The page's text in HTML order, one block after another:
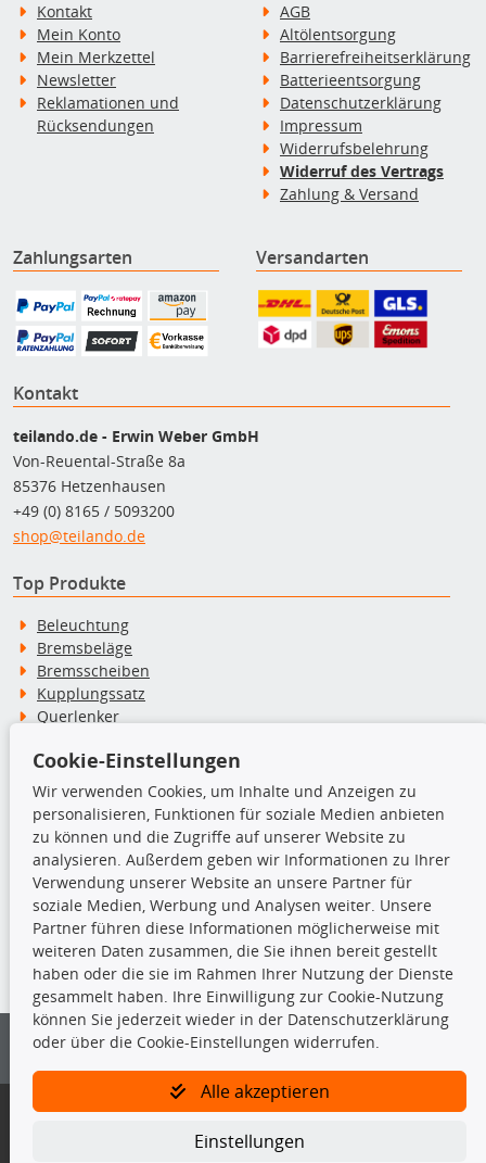
Kontakt
Mein Konto
Mein Merkzettel
Newsletter
Reklamationen und
Rücksendungen
AGB
Altölentsorgung
Barrierefreiheitserklärung
Batterieentsorgung
Datenschutzerklärung
Impressum
Widerrufsbelehrung
Widerruf des Vertrags
Zahlung & Versand
Zahlungsarten Versandarten
Kontakt
teilando.de - Erwin Weber GmbH
Von-Reuental-Straße 8a
85376 Hetzenhausen
+49 (0) 8165 / 5093200
shop@teilando.de
Top Produkte
Beleuchtung
Bremsbeläge
Bremsscheiben
Kupplungssatz
Querlenker
Stoßdämpfer
TecDoc Inside
Die hier angezeigten Daten insbesondere die gesamte Datenbank dürfen
nicht kopiert werden.
Es ist zu unterlassen, die Daten oder die gesamte Datenbank ohne
vorherige Zustimmung von TecDoc zu vervielfältigen, zu verbreiten
und/oder diese Handlungen durch Dritte ausführen zu lassen. Ein
Bitte prüfen Sie, ob das über unseren Onlineshop identifizierte Ersatzteil
Gegebenenfalls sind ergänzende Informationen notwendig, um
Cookie-Einstellungen
Wir verwenden Cookies, um Inhalte und Anzeigen zu
personalisieren, Funktionen für soziale Medien anbieten
zu können und die Zugriffe auf unserer Website zu
analysieren. Außerdem geben wir Informationen zu Ihrer
Verwendung unserer Website an unsere Partner für
soziale Medien, Werbung und Analysen weiter. Unsere
Partner führen diese Informationen möglicherweise mit
weiteren Daten zusammen, die Sie ihnen bereit gestellt
haben oder die sie im Rahmen Ihrer Nutzung der Dienste
gesammelt haben. Ihre Einwilligung zur Cookie-Nutzung
können Sie jederzeit wieder in der Datenschutzerklärung
oder über die Cookie-Einstellungen widerrufen.
Alle akzeptieren
Einstellungen